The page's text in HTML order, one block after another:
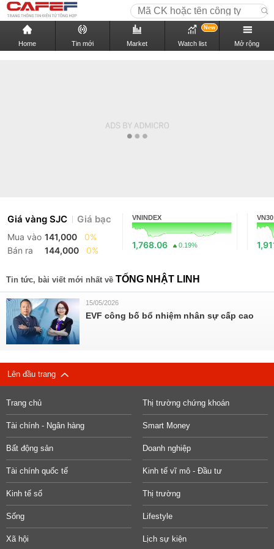
Home Tin mới Market Watch list
New
Mở rộng
Giá vàng SJC Giá bạc
Mua vào 141,000
0%
Bán ra
144,000 0%
VNINDEX
1,768.06 0.19%
VN30
Tin tức, bài viết mới nhất về TỐNG NHẬT LINH
15/05/2026
EVF công bố bổ nhiệm nhân sự cấp cao
Lên đầu trang
Trang chủ Thị trường chứng khoán
Tài chính - Ngân hàng Smart Money
Bất động sản Doanh nghiệp
Tài chính quốc tế Kinh tế vĩ mô - Đầu tư
Kinh tế số Thị trường
Sống Lifestyle
Xã hội Lịch sự kiện